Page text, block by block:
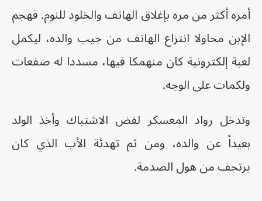
أمره أكثر من مره بإغلاق الهاتف والخلود للنوم. فهجم
الإبن محاولا انتزاع الهاتف من جيب والده، ليكمل
لعبة إلكترونية كان منهمكا فيها، مسددا له صفعات
ولكمات على الوجه.
وتدخل رواد المعسكر لفض الاشتباك وأخذ الولد
بعيداً عن والده، ومن ثم تهدئة الأب الذي كان
يرتجف من هول الصدمة.